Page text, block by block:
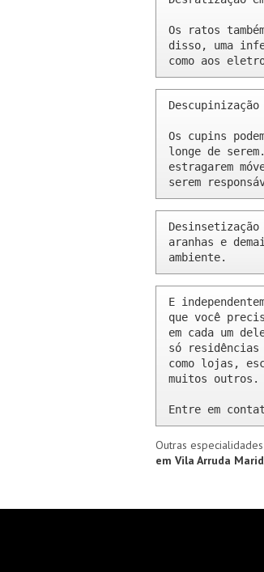
Os ratos
disso, uma
como aos
Os cupins
longe de
estragarem
serem
aranhas e
ambiente.
E
que você
em cada um
só residências
como lojas,
muitos outros.
Entre em
Outras
em Vila Arruda